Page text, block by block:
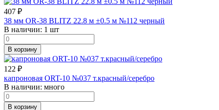
407 ₽
38 мм OR-38 BLITZ 22.8 м ±0.5 м №112 черный
В наличии: 1 шт
В корзину
122 ₽
капроновая ORT-10 №037 т.красный/серебро
В наличии: много
В корзину